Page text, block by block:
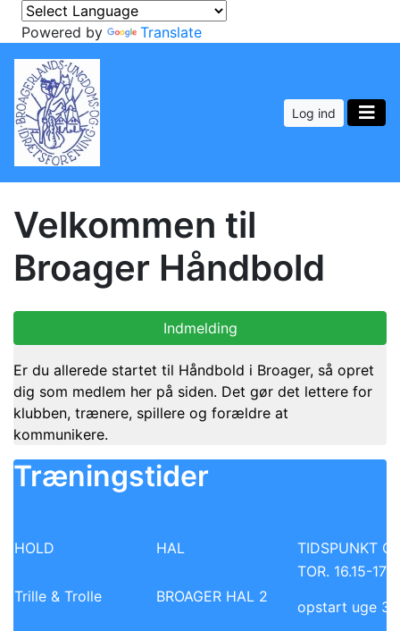
Powered by Translate
Log ind
Velkommen til
Broager Håndbold
Indmelding
Er du allerede startet til Håndbold i Broager, så opret
dig som medlem her på siden. Det gør det lettere for
klubben, trænere, spillere og forældre at
kommunikere.
Træningstider
HOLD HAL TIDSPUNKT
Trille & Trolle BROAGER HAL 2
TOR. 16.15-17
opstart uge